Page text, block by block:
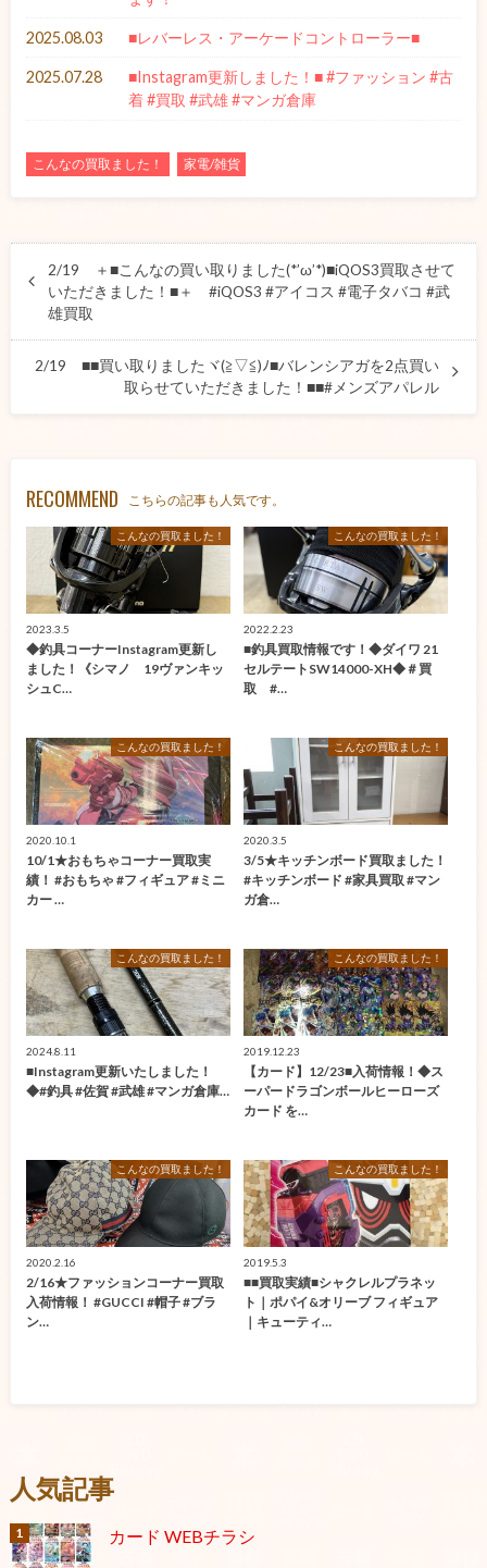
2025.08.03 ■レバーレス・アーケードコントローラー■
2025.07.28
■Instagram更新しました！■ #ファッション #古
着 #買取 #武雄 #マンガ倉庫
こんなの買取ました！ 家電/雑貨
2/19 ＋■こんなの買い取りました(*’ω’*)■iQOS3買取させて
いただきました！■＋ #iQOS3 #アイコス #電子タバコ #武
雄買取
2/19 ■■買い取りましたヾ(≧▽≦)ﾉ■バレンシアガを2点買い
取らせていただきました！■■#メンズアパレル
RECOMMEND こちらの記事も人気です。
こんなの買取ました！
2023.3.5
◆釣具コーナーInstagram更新し
ました！《シマノ 19ヴァンキッ
シュC…
こんなの買取ました！
2022.2.23
■釣具買取情報です！◆ダイワ 21
セルテートSW14000-XH◆＃買
取 #…
こんなの買取ました！
2020.10.1
10/1★おもちゃコーナー買取実
績！ #おもちゃ #フィギュア #ミニ
カー …
こんなの買取ました！
2020.3.5
3/5★キッチンボード買取ました！
#キッチンボード #家具買取 #マン
ガ倉…
こんなの買取ました！
2024.8.11
■Instagram更新いたしました！
◆#釣具 #佐賀 #武雄 #マンガ倉庫…
こんなの買取ました！
2019.12.23
【カード】12/23■入荷情報！◆ス
ーパードラゴンボールヒーローズ
カード を…
こんなの買取ました！
2020.2.16
2/16★ファッションコーナー買取
入荷情報！ #GUCCI #帽子 #ブラ
ン…
こんなの買取ました！
2019.5.3
■■買取実績■シャクレルプラネッ
ト｜ポパイ&オリーブ フィギュア
｜キューティ…
人気記事
カード WEBチラシ